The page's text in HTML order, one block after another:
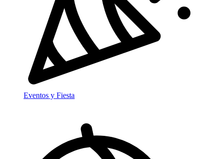
Eventos y Fiesta